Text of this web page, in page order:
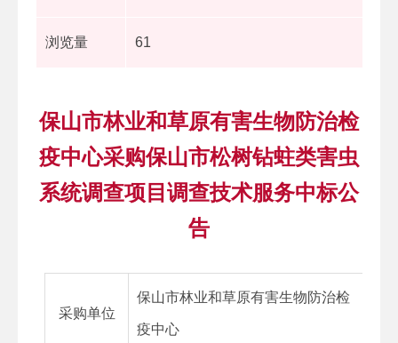
浏览量 61
保山市林业和草原有害生物防治检
疫中心采购保山市松树钻蛀类害虫
系统调查项目调查技术服务中标公
告
采购单位
保山市林业和草原有害生物防治检
疫中心